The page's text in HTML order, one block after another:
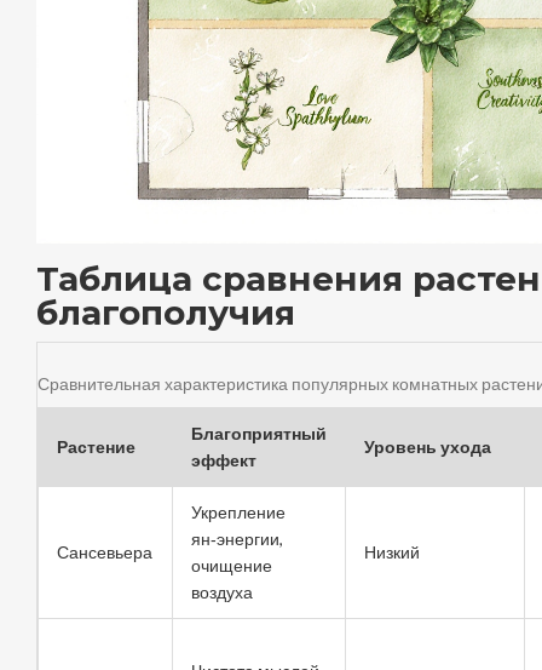
Таблица сравнения
благополучия
Сравнительная характеристика популярных комнатных
Растение
Благоприятный
эффект
Уровень ухода
Сансевьера
Укрепление
ян‑энергии,
очищение
воздуха
Низкий